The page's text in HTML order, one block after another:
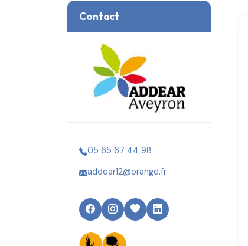
Contact
05 65 67 44 98
addear12@orange.fr